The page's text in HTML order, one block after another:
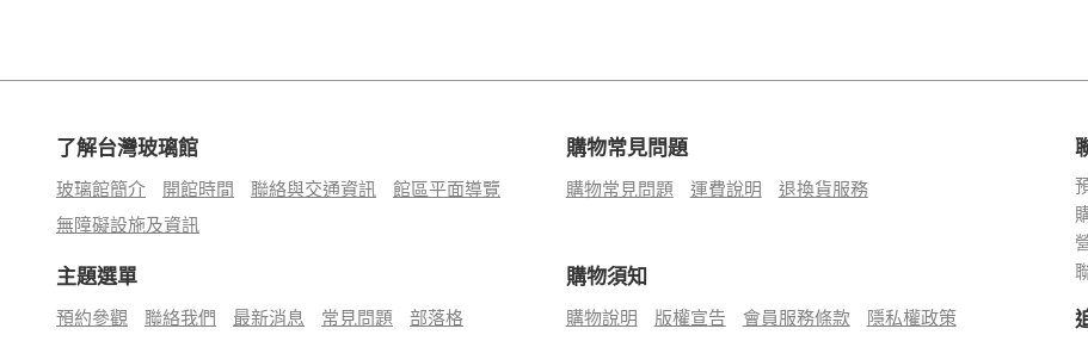
了解台灣玻璃館
玻璃館簡介 開館時間 聯絡與交通資訊
館區平面導覽
無障礙設施及資訊
主題選單
預約參觀 聯絡我們 最新消息 常見問題 部落格
購物常見問題
購物常見問題 運費說明 退換貨服務
購物須知
購物說明 版權宣告 會員服務條款 隱私權政策